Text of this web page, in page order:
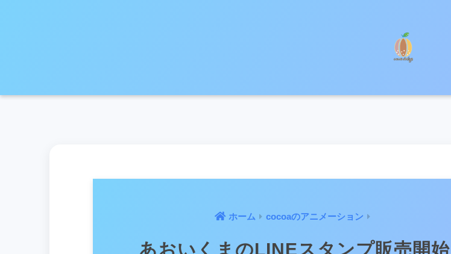
ホーム cocoaのアニメーション
あおいくまのLINEスタンプ販売開始